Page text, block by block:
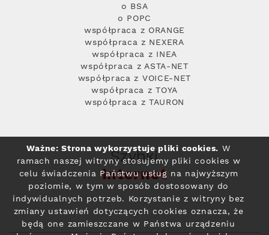
o BSA
o POPC
współpraca z ORANGE
współpraca z NEXERA
współpraca z INEA
współpraca z ASTA-NET
współpraca z VOICE-NET
współpraca z TOYA
współpraca z TAURON
Szybki
Internet
Ważne: Strona wykorzystuje pliki cookies. W
ramach naszej witryny stosujemy pliki cookies w
celu świadczenia Państwu usług na najwyższym
poziomie, w tym w sposób dostosowany do
indywidualnych potrzeb. Korzystanie z witryny bez
zmiany ustawień dotyczących cookies oznacza, że
będą one zamieszczane w Państwa urządzeniu